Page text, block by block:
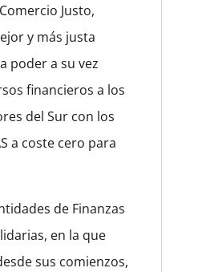
Justo,
y más justa
poder a su vez
financieros a los
del Sur con los
a coste cero para
de Finanzas
en la que
sus comienzos,